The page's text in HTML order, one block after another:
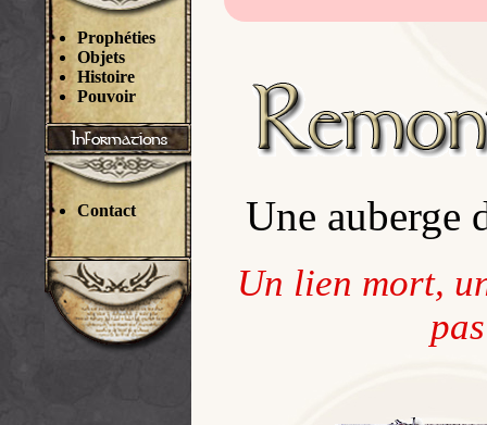
Prophéties
Objets
Histoire
Pouvoir
Contact Une auberge
Un lien mort,